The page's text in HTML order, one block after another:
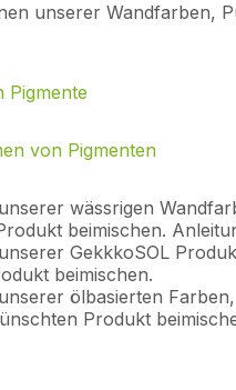
unserer Wandfarben,
Pigmente
von Pigmenten
wässrigen
beimischen.
GekkkoSOL
beimischen.
ölbasierten
Produkt